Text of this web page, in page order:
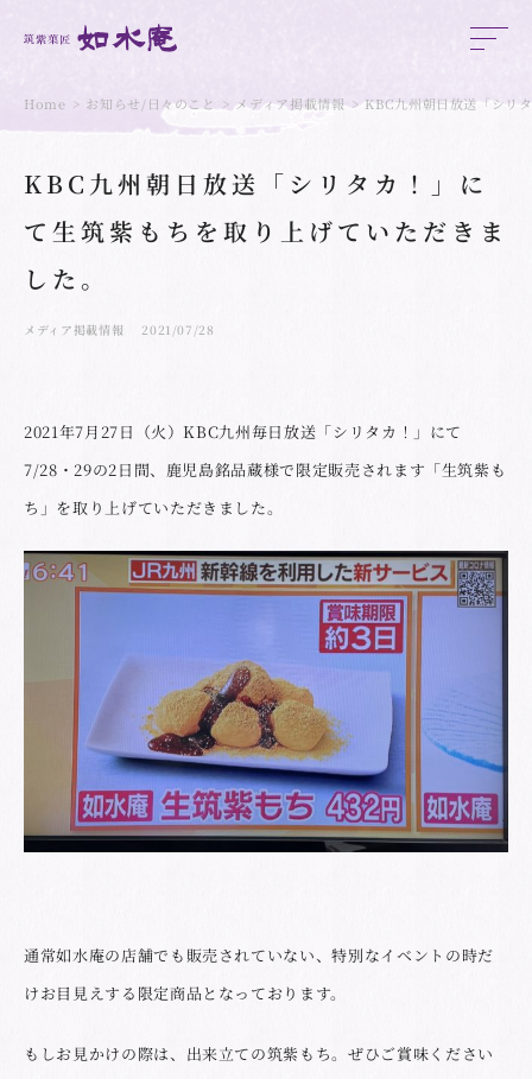
Home お知らせ/日々のこと メディア掲載情報 KBC九州朝日放送「シリ
KBC九州朝日放送「シリタカ！」に
て生筑紫もちを取り上げていただきま
した。
メディア掲載情報 2021/07/28
2021年7月27日（火）KBC九州毎日放送「シリタカ！」にて
7/28・29の2日間、鹿児島銘品蔵様で限定販売されます「生筑紫も
ち」を取り上げていただきました。
通常如水庵の店舗でも販売されていない、特別なイベントの時だ
けお目見えする限定商品となっております。
もしお見かけの際は、出来立ての筑紫もち。ぜひご賞味ください